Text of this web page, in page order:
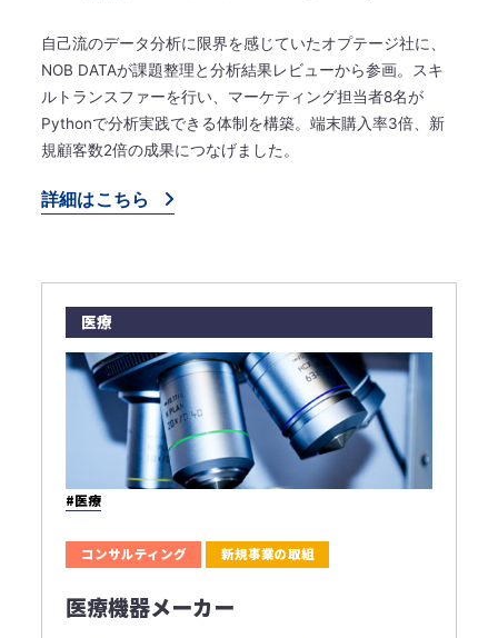
自己流のデータ分析に限界を感じていたオプテージ社に、
NOB DATAが課題整理と分析結果レビューから参画。スキ
ルトランスファーを行い、マーケティング担当者8名が
Pythonで分析実践できる体制を構築。端末購入率3倍、新
規顧客数2倍の成果につなげました。
詳細はこちら
医療
#医療
コンサルティング 新規事業の取組
医療機器メーカー